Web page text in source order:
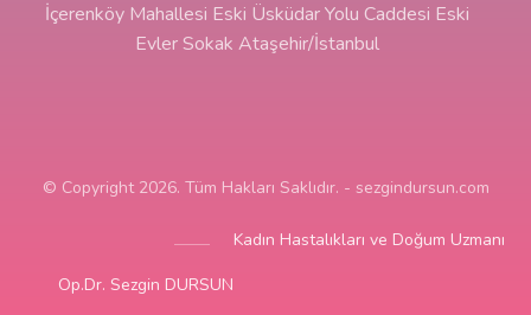
İçerenköy Mahallesi Eski Üsküdar Yolu Caddesi Eski
Evler Sokak Ataşehir/İstanbul
© Copyright 2026. Tüm Hakları Saklıdır. - sezgindursun.com
Kadın Hastalıkları ve Doğum Uzmanı
Op.Dr. Sezgin DURSUN